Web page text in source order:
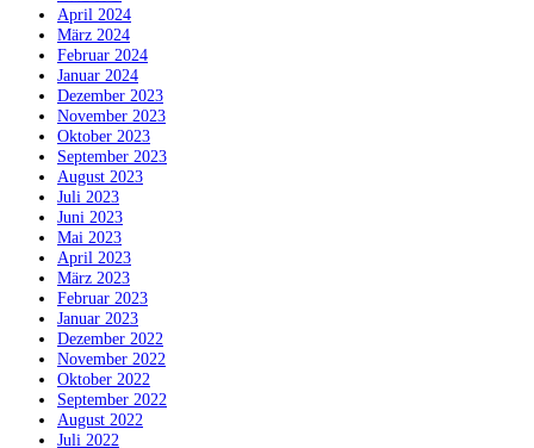
April 2024
März 2024
Februar 2024
Januar 2024
Dezember 2023
November 2023
Oktober 2023
September 2023
August 2023
Juli 2023
Juni 2023
Mai 2023
April 2023
März 2023
Februar 2023
Januar 2023
Dezember 2022
November 2022
Oktober 2022
September 2022
August 2022
Juli 2022